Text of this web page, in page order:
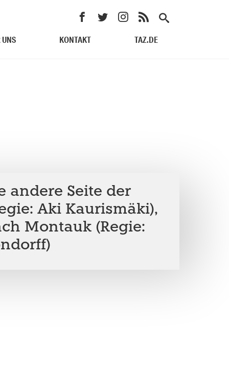
UNS KONTAKT TAZ.DE
andere Seite der
Aki Kaurismäki),
Montauk (Regie: